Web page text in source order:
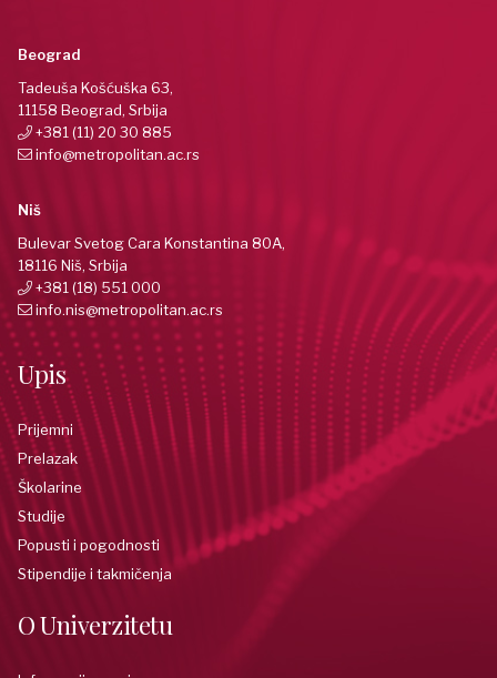
Beograd
Tadeuša Košćuška 63,
11158 Beograd, Srbija
+381 (11) 20 30 885
info@metropolitan.ac.rs
Niš
Bulevar Svetog Cara Konstantina 80A,
18116 Niš, Srbija
+381 (18) 551 000
info.nis@metropolitan.ac.rs
Upis
Prijemni
Prelazak
Školarine
Studije
Popusti i pogodnosti
Stipendije i takmičenja
O Univerzitetu